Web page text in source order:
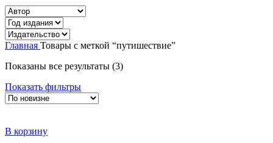
Главная Товары с меткой “путишествие”
Показаны все результаты (3)Сортировка:
Показать фильтры
В корзину